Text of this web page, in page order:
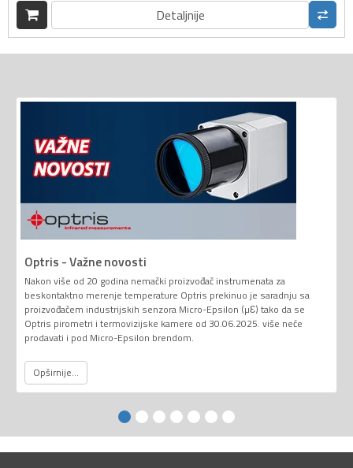
Detaljnije
Optris - Važne novosti
Nakon više od 20 godina nemački proizvođač instrumenata za
beskontaktno merenje temperature Optris prekinuo je saradnju sa
proizvođačem industrijskih senzora Micro-Epsilon (µƐ) tako da se
Optris pirometri i termovizijske kamere od 30.06.2025. više neće
prodavati i pod Micro-Epsilon brendom.
Opširnije...